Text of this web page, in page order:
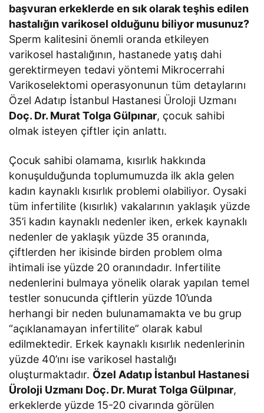
başvuran erkeklerde en sık olarak teşhis edilen
hastalığın varikosel olduğunu biliyor musunuz?
Sperm kalitesini önemli oranda etkileyen
varikosel hastalığının, hastanede yatış dahi
gerektirmeyen tedavi yöntemi Mikrocerrahi
Varikoselektomi operasyonunun tüm detaylarını
Özel Adatıp İstanbul Hastanesi Üroloji Uzmanı
Doç. Dr. Murat Tolga Gülpınar, çocuk sahibi
olmak isteyen çiftler için anlattı.
Çocuk sahibi olamama, kısırlık hakkında
konuşulduğunda toplumumuzda ilk akla gelen
kadın kaynaklı kısırlık problemi olabiliyor. Oysaki
tüm infertilite (kısırlık) vakalarının yaklaşık yüzde
35’i kadın kaynaklı nedenler iken, erkek kaynaklı
nedenler de yaklaşık yüzde 35 oranında,
çiftlerden her ikisinde birden problem olma
ihtimali ise yüzde 20 oranındadır. Infertilite
nedenlerini bulmaya yönelik olarak yapılan temel
testler sonucunda çiftlerin yüzde 10’unda
herhangi bir neden bulunamamakta ve bu grup
“açıklanamayan infertilite” olarak kabul
edilmektedir. Erkek kaynaklı kısırlık nedenlerinin
yüzde 40’ını ise varikosel hastalığı
oluşturmaktadır. Özel Adatıp İstanbul Hastanesi
Üroloji Uzmanı Doç. Dr. Murat Tolga Gülpınar,
erkeklerde yüzde 15-20 civarında görülen